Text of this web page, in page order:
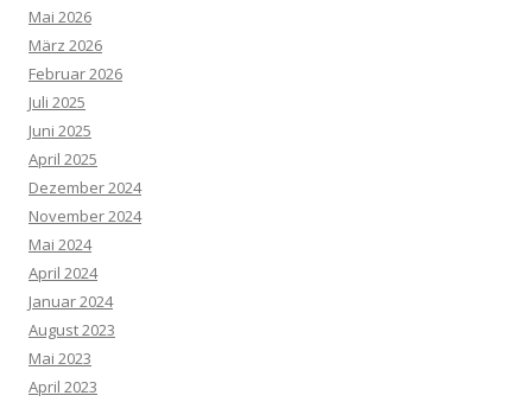
Mai 2026
März 2026
Februar 2026
Juli 2025
Juni 2025
April 2025
Dezember 2024
November 2024
Mai 2024
April 2024
Januar 2024
August 2023
Mai 2023
April 2023